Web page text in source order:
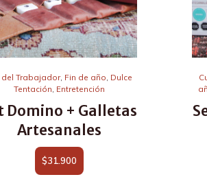
del Trabajador, Fin de año, Dulce
Tentación, Entretención
Domino + Galletas
Artesanales
$31.900